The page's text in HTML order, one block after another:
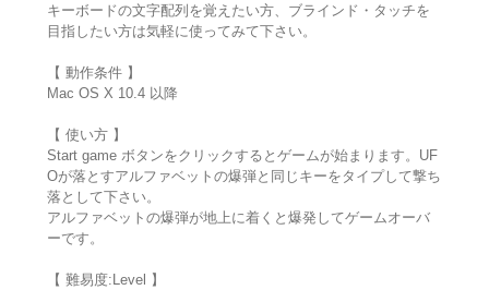
キーボードの文字配列を覚えたい方、ブラインド・タッチを
目指したい方は気軽に使ってみて下さい。
【 動作条件 】
Mac OS X 10.4 以降
【 使い方 】
Start game ボタンをクリックするとゲームが始まります。UF
Oが落とすアルファベットの爆弾と同じキーをタイプして撃ち
落として下さい。
アルファベットの爆弾が地上に着くと爆発してゲームオーバ
ーです。
【 難易度:Level 】